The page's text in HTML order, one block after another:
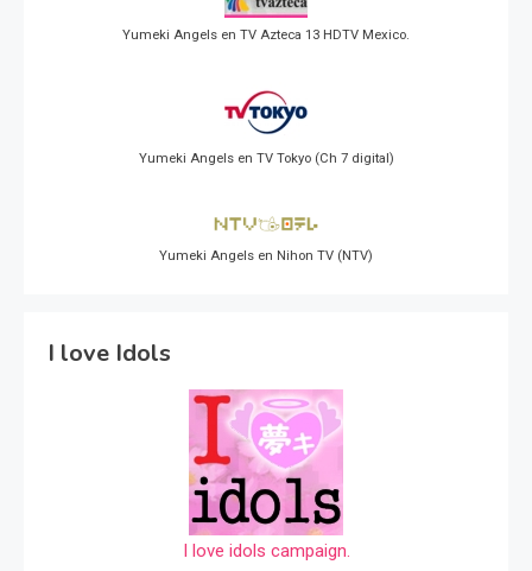
Yumeki Angels en TV Azteca 13 HDTV Mexico.
Yumeki Angels en TV Tokyo (Ch 7 digital)
Yumeki Angels en Nihon TV (NTV)
I love Idols
I love idols campaign.